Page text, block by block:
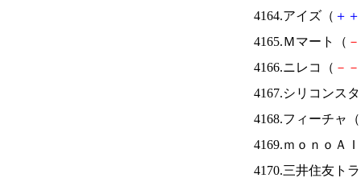
4164.アイズ（ ＋ ＋
4165.Ｍマート（ －
4166.ニレコ（ － －
4167.シリコンス
4168.フィーチャ（
4169.ｍｏｎｏＡ
4170.三井住友ト